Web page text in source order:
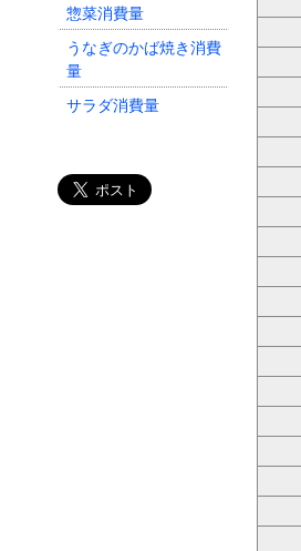
惣菜消費量
うなぎのかば焼き消費
量
サラダ消費量
天ぷら・フライ消費量
ハンバーグ消費量